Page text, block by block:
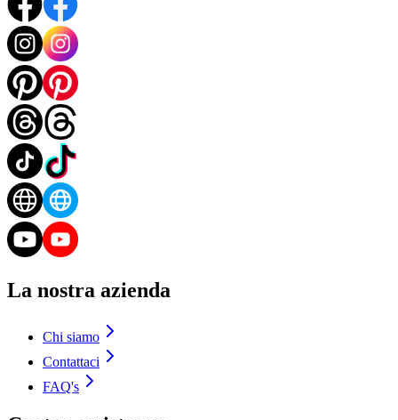
La nostra azienda
Chi siamo
Contattaci
FAQ's